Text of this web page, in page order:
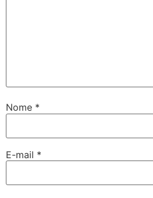
Nome *
E-mail *